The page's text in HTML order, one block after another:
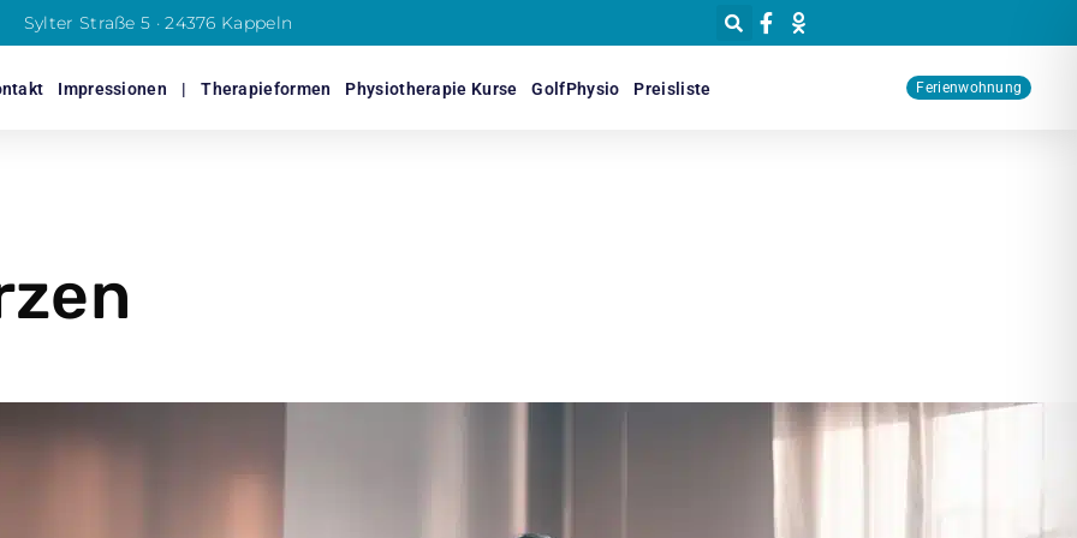
Sylter Straße 5 · 24376 Kappeln
Impressionen | Therapieformen Physiotherapie Kurse GolfPhysio Preisliste Ferienwohnung